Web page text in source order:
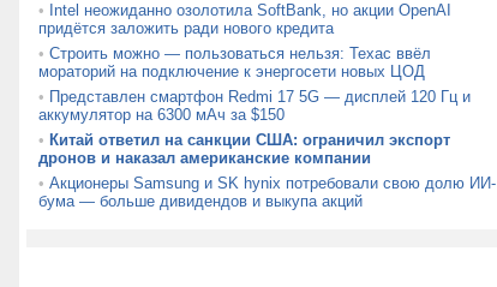
• Intel неожиданно озолотила SoftBank, но акции OpenAI
придётся заложить ради нового кредита
• Строить можно — пользоваться нельзя: Техас ввёл
мораторий на подключение к энергосети новых ЦОД
• Представлен смартфон Redmi 17 5G — дисплей 120 Гц и
аккумулятор на 6300 мАч за $150
• Китай ответил на санкции США: ограничил экспорт
дронов и наказал американские компании
• Акционеры Samsung и SK hynix потребовали свою долю ИИ-
бума — больше дивидендов и выкупа акций